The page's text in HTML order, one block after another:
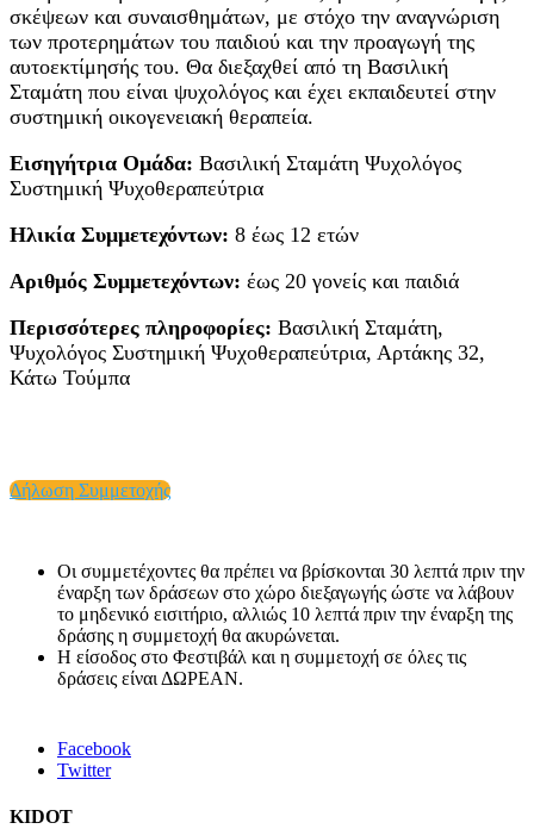
σκέψεων και συναισθημάτων, με στόχο την αναγνώριση
των προτερημάτων του παιδιού και την προαγωγή της
αυτοεκτίμησής του. Θα διεξαχθεί από τη Βασιλική
Σταμάτη που είναι ψυχολόγος και έχει εκπαιδευτεί στην
συστημική οικογενειακή θεραπεία.
Εισηγήτρια Ομάδα: Βασιλική Σταμάτη Ψυχολόγος
Συστημική Ψυχοθεραπεύτρια
Ηλικία Συμμετεχόντων: 8 έως 12 ετών
Αριθμός Συμμετεχόντων: έως 20 γονείς και παιδιά
Περισσότερες πληροφορίες: Βασιλική Σταμάτη,
Ψυχολόγος Συστημική Ψυχοθεραπεύτρια, Αρτάκης 32,
Κάτω Τούμπα
Δήλωση Συμμετοχής
Οι συμμετέχοντες θα πρέπει να βρίσκονται 30 λεπτά πριν την
έναρξη των δράσεων στο χώρο διεξαγωγής ώστε να λάβουν
το μηδενικό εισιτήριο, αλλιώς 10 λεπτά πριν την έναρξη της
δράσης η συμμετοχή θα ακυρώνεται.
Η είσοδος στο Φεστιβάλ και η συμμετοχή σε όλες τις
δράσεις είναι ΔΩΡΕΑΝ.
Facebook
Twitter
KIDOT